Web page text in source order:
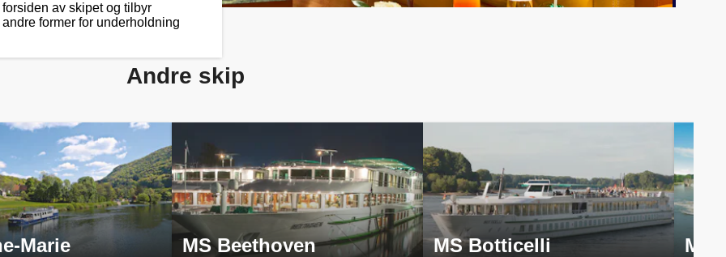
av skipet og tilbyr
former for underholdning
Andre skip
Marie MS Beethoven MS Botticelli MS